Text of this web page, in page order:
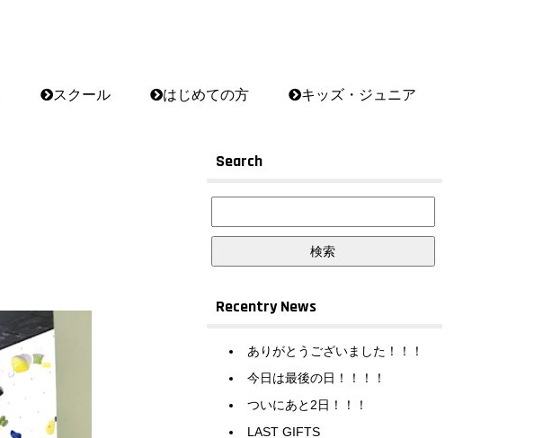
スクール はじめての方 キッズ・ジュニア
Search
Recentry News
ありがとうございました！！！
今日は最後の日！！！！
ついにあと2日！！！
LAST GIFTS